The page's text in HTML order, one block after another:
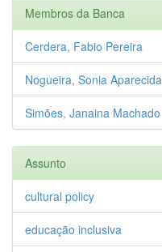
Membros da Banca
Cerdera, Fabio Pereira
Nogueira, Sonia Aparecida
Simões, Janaina Machado
Assunto
cultural policy
educação inclusiva